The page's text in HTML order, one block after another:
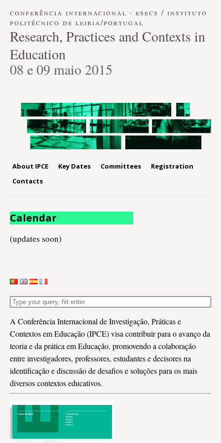
conferência internacional · esecs / instituto
politécnico de leiria/portugal
Research, Practices and Contexts in
Education
08 e 09 maio 2015
About IPCE Key Dates Committees
Registration
Contacts
Calendar
(updates soon)
A Conferência Internacional de Investigação, Práticas e
Contextos em Educação (IPCE) visa contribuir para o avanço da
teoria e da prática em Educação, promovendo a colaboração
entre investigadores, professores, estudantes e decisores na
identificação e discussão de desafios e soluções para os mais
diversos contextos educativos.